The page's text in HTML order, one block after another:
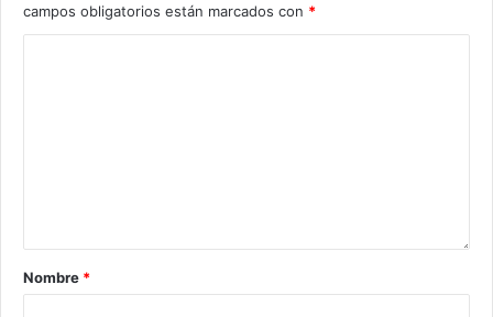
campos obligatorios están marcados con *
Nombre *